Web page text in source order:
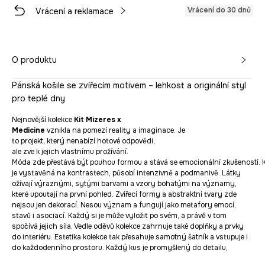
Vrácení a reklamace Vrácení do 30 dnů
O produktu
Pánská košile se zvířecím motivem – lehkost a originální styl
pro teplé dny
Nejnovější kolekce Kit Mizeres x
Medicine vznikla na pomezí reality a imaginace. Je
to projekt, který nenabízí hotové odpovědi,
ale zve k jejich vlastnímu prožívání.
Móda zde přestává být pouhou formou a stává se emocionální zkušeností.
je vystavěná na kontrastech, působí intenzivně a podmanivě. Látky
ožívají výraznými, sytými barvami a vzory bohatými na významy,
které upoutají na první pohled. Zvířecí formy a abstraktní tvary zde
nejsou jen dekorací. Nesou význam a fungují jako metafory emocí,
stavů i asociací. Každý si je může vyložit po svém, a právě v tom
spočívá jejich síla. Vedle oděvů kolekce zahrnuje také doplňky a prvky
do interiéru. Estetika kolekce tak přesahuje samotný šatník a vstupuje i
do každodenního prostoru. Každý kus je promyšlený do detailu,